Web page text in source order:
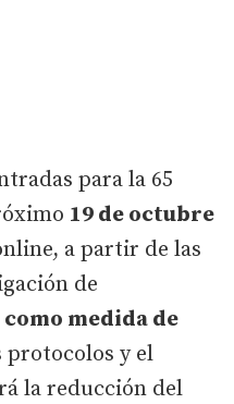
para la 65
19 de octubre
a partir de las
de
medida de
protocolos y el
la reducción del